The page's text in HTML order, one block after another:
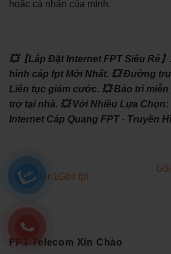
hoặc cá nhân của mình.
💥【Lắp Đặt Internet FPT Siêu Rẻ】.
hình cáp fpt Mới Nhất. 💥 Đường
Liên tục giảm cước. 💥 Bảo trì
trợ tại nhà. 💥 Với Nhiều Lựa Chọn:
‎Internet Cáp Quang FPT · ‎Truyền
Gói super 1Gbs fpt
FPT Telecom Xin Chào